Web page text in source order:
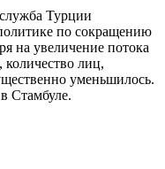
Турции
по сокращению
на увеличение потока
лиц,
уменьшилось.
Стамбуле.